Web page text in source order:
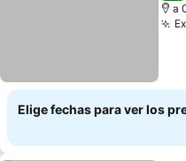
a
Elige fechas para ver los